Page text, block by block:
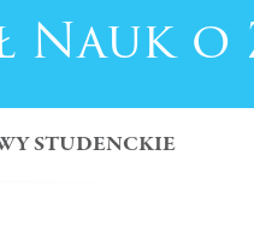
Nauk
STUDENCKIE